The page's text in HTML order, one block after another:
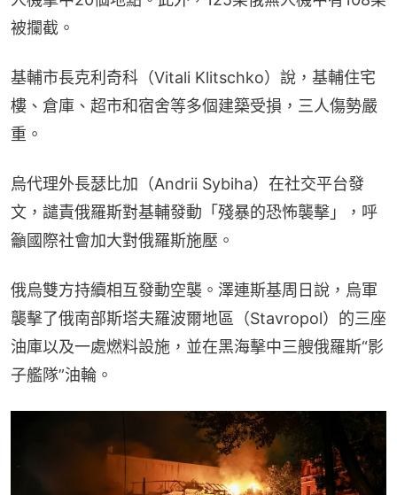
被攔截。
基輔市長克利奇科（Vitali Klitschko）說，基輔住宅
樓、倉庫、超市和宿舍等多個建築受損，三人傷勢嚴
重。
烏代理外長瑟比加（Andrii Sybiha）在社交平台發
文，譴責俄羅斯對基輔發動「殘暴的恐怖襲擊」，呼
籲國際社會加大對俄羅斯施壓。
俄烏雙方持續相互發動空襲。澤連斯基周日說，烏軍
襲擊了俄南部斯塔夫羅波爾地區（Stavropol）的三座
油庫以及一處燃料設施，並在黑海擊中三艘俄羅斯“影
子艦隊”油輪。